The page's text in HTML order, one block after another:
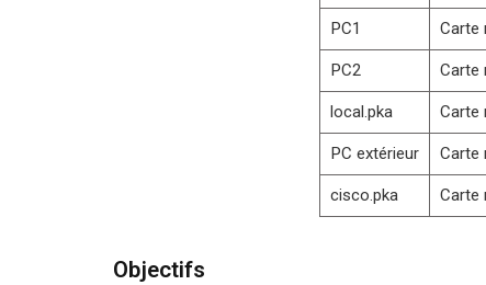
PC1 Carte
PC2 Carte
local.pka Carte
PC extérieur Carte
cisco.pka Carte
Objectifs